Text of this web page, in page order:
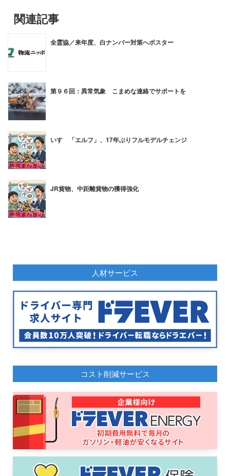
関連記事
全霊協／来年度、白ナンバー対策へポスター
第９６回：異常気象 こまめな連絡でサポートを
いすゞ「エルフ」、17年ぶりフルモデルチェンジ
JR貨物、中距離貨物の獲得強化
人材サービス
コスト削減サービス